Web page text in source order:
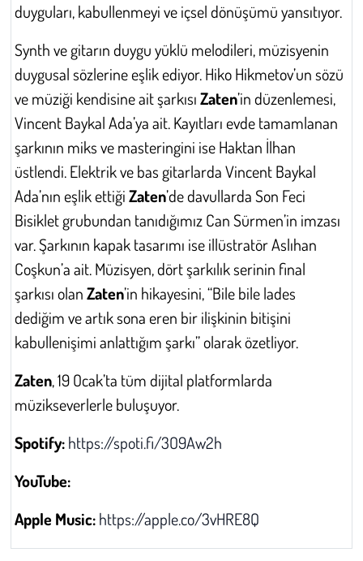
duyguları, kabullenmeyi ve içsel dönüşümü yansıtıyor.
Synth ve gitarın duygu yüklü melodileri, müzisyenin
duygusal sözlerine eşlik ediyor. Hiko Hikmetov’un sözü
ve müziği kendisine ait şarkısıZaten’in düzenlemesi,
Vincent Baykal Ada’ya ait. Kayıtları evde tamamlanan
şarkının miks ve masteringini ise Haktan İlhan
üstlendi. Elektrik ve bas gitarlarda Vincent Baykal
Ada’nın eşlik ettiğiZaten’de davullarda Son Feci
Bisiklet grubundan tanıdığımız Can Sürmen’in imzası
var. Şarkının kapak tasarımı ise illüstratör Aslıhan
Coşkun’a ait. Müzisyen, dört şarkılık serinin final
şarkısı olanZaten’in hikayesini, “Bile bile lades
dediğim ve artık sona eren bir ilişkinin bitişini
kabullenişimi anlattığım şarkı” olarak özetliyor.
Zaten, 19 Ocak’ta tüm dijital platformlarda
müzikseverlerle buluşuyor.
Spotify:https://spoti.fi/3O9Aw2h
YouTube:
Apple Music:https://apple.co/3vHRE8Q
Hukuk
Tarım
Son Dakika
Kent
Eğlence